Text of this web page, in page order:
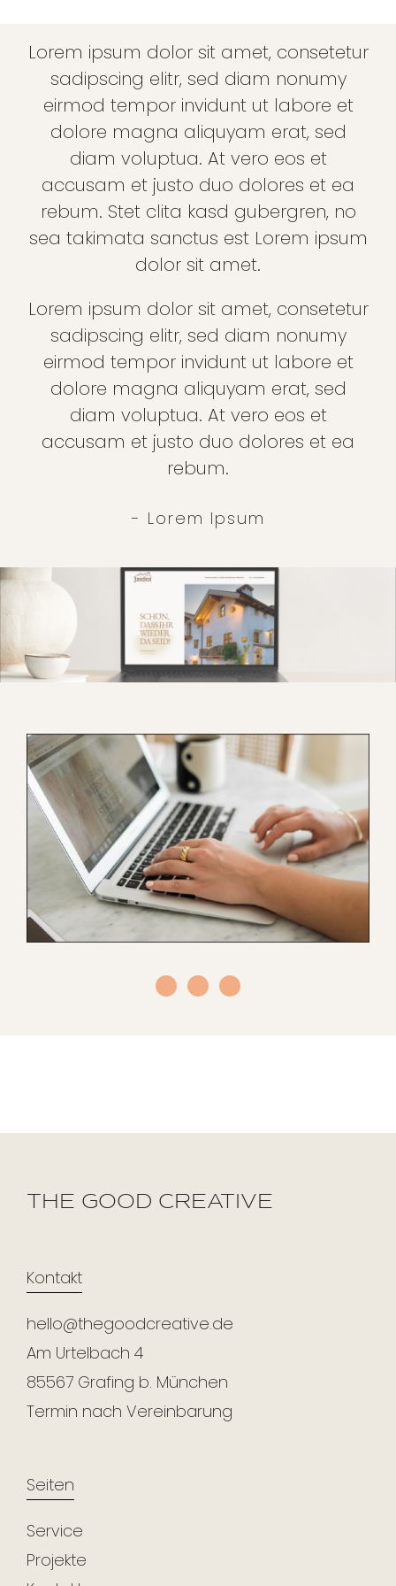
Lorem ipsum dolor sit amet, consetetur
sadipscing elitr, sed diam nonumy
eirmod tempor invidunt ut labore et
dolore magna aliquyam erat, sed
diam voluptua. At vero eos et
accusam et justo duo dolores et ea
rebum. Stet clita kasd gubergren, no
sea takimata sanctus est Lorem ipsum
dolor sit amet.
Lorem ipsum dolor sit amet, consetetur
sadipscing elitr, sed diam nonumy
eirmod tempor invidunt ut labore et
dolore magna aliquyam erat, sed
diam voluptua. At vero eos et
accusam et justo duo dolores et ea
rebum.
- Lorem Ipsum
THE GOOD CREATIVE
Kontakt
hello@thegoodcreative.de
Am Urtelbach 4
85567 Grafing b. München
Termin nach Vereinbarung
Seiten
Service
Projekte